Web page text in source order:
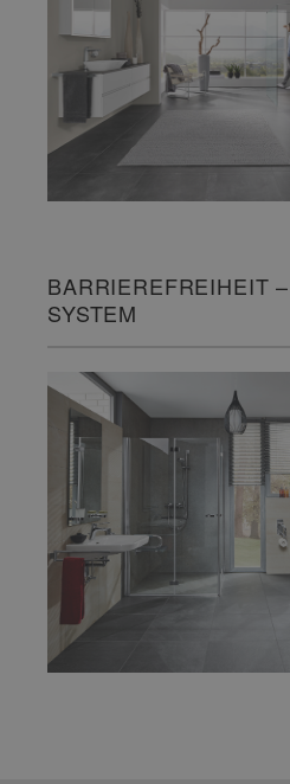
BARRIEREFREIHEIT
SYSTEM